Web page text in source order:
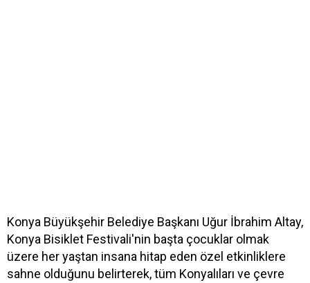
Konya Büyükşehir Belediye Başkanı Uğur İbrahim Altay,
Konya Bisiklet Festivali'nin başta çocuklar olmak
üzere her yaştan insana hitap eden özel etkinliklere
sahne olduğunu belirterek, tüm Konyalıları ve çevre